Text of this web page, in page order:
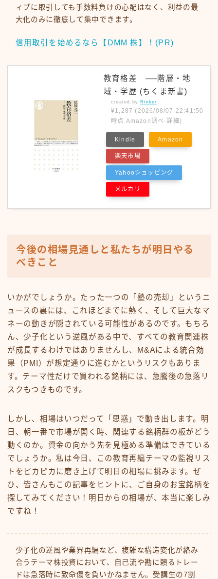
ィブに取引しても手数料負けの心配はなく、利益の最
大化のみに徹底して集中できます。
信用取引を始めるなら【DMM 株】！(PR)
教育格差 ──階層・地
域・学歴 (ちくま新書)
created by Rinker
¥1,287 (2026/08/07 22:41:50
時点 Amazon調べ-詳細)
Kindle Amazon
楽天市場
Yahooショッピング
メルカリ
今後の相場見通しと私たちが明日やる
べきこと
いかがでしょうか。たった一つの「塾の売却」というニ
ュースの裏には、これほどまでに熱く、そして巨大なマ
ネーの動きが隠されている可能性があるのです。もちろ
ん、少子化という逆風がある中で、すべての教育関連株
が成長するわけではありませんし、M&Aによる統合効
果（PMI）が想定通りに進むかというリスクもありま
す。テーマ性だけで買われる銘柄には、急騰後の急落リ
スクもつきものです。
しかし、相場はいつだって「思惑」で動き出します。明
日、朝一番で市場が開く時、関連する銘柄群の板がどう
動くのか。資金の向かう先を見極める準備はできている
でしょうか。私は今日、この教育再編テーマの監視リス
トをピカピカに磨き上げて明日の相場に挑みます。ぜ
ひ、皆さんもこの記事をヒントに、ご自身のお宝銘柄を
探してみてください！明日からの相場が、本当に楽しみ
ですね！
少子化の逆風や業界再編など、複雑な構造変化が絡み
合うテーマ株投資において、自己流や勘に頼るトレー
ドは急落時に致命傷を負いかねません。受講生の7割